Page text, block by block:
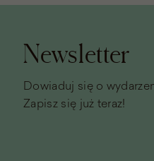
Stopka
Newsletter
Dowiaduj się o
Zapisz się już teraz!